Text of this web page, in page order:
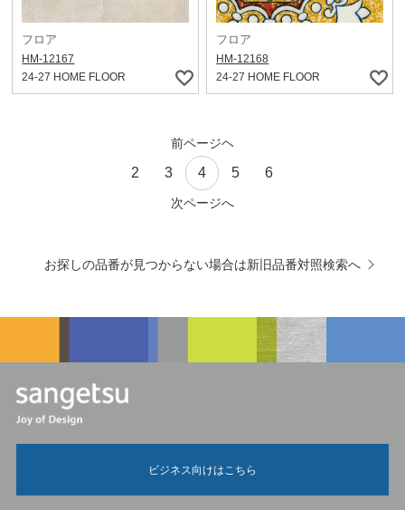
フロア
HM-12167
24-27 HOME FLOOR
フロア
HM-12168
24-27 HOME FLOOR
前ページヘ
2 3 4 5 6
次ページへ
お探しの品番が見つからない場合は新旧品番対照検索へ
ビジネス向けはこちら